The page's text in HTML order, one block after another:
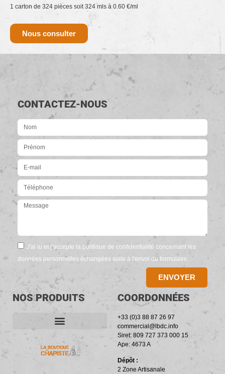
1 carton de 324 pièces soit 324 mls à 0.60 €/ml
Nous consulter
CONTACTEZ-NOUS
J'ai lu et j'accepte la politique de confidentialité concernant les
données personnelles échangées suite à l'envoi du formulaire.
ENVOYER
NOS PRODUITS COORDONNÉES
+33 (0)3 88 87 26 97
commercial@lbdc.info
Siret: 809 727 373 000 15
Ape: 4673 A
Dépôt :
2 Zone Artisanale